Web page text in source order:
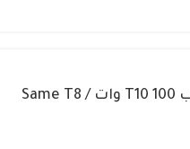
وصل نفس T8، أنبوب T10 100 وات / Same T8